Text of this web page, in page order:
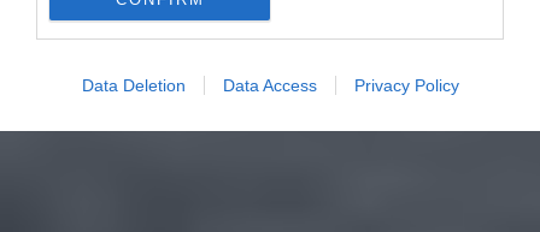
Data Deletion Data Access Privacy Policy